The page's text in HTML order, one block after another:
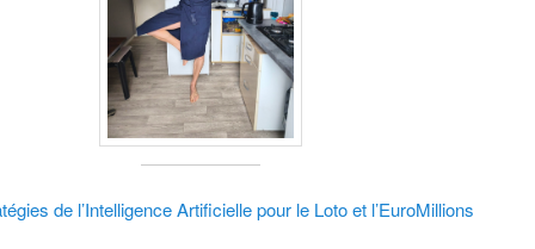
de l’Intelligence Artificielle pour le Loto et l’EuroMillions